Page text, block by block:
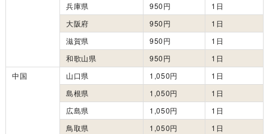
兵庫県
950円
1日
大阪府
950円
1日
滋賀県
950円
1日
和歌山県
950円
1日
中国
山口県 1,050円
1日
島根県
1,050円
1日
広島県
1,050円
1日
鳥取県
1,050円
1日